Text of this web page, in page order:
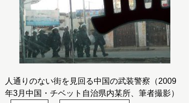
人通りのない街を見回る中国の武装警察（2009
年3月中国・チベット自治県内某所、筆者撮影）